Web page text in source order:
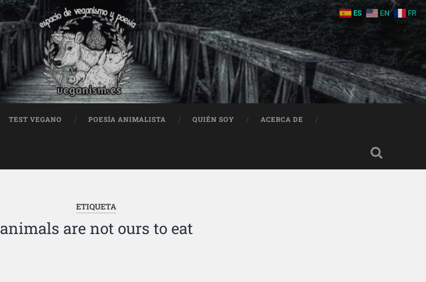
TEST VEGANO POESÍA ANIMALISTA QUIÉN SOY ACERCA DE
ETIQUETA
animals are not ours to eat
ES EN FR